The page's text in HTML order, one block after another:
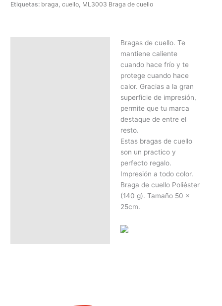
Etiquetas: braga,cuello, ML3003 Braga de cuello
Bragas de cuello. Te
mantiene caliente
cuando hace frío y te
protege cuando hace
calor. Gracias a la gran
superficie de impresión,
permite que tu marca
destaque de entre el
resto.
Estas bragas de cuello
son un practico y
perfecto regalo.
Impresión a todo color.
Braga de cuello Poliéster
(140 g). Tamaño 50 x
25cm.